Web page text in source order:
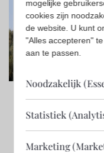
april 13, 2026
Kunst, Cultuur en
Ameland
mogelijke
cookies zijn
de website. U kunt
"Alles accepteren"
aan te passen.
Noodzakelijk
Statistiek
Marketing